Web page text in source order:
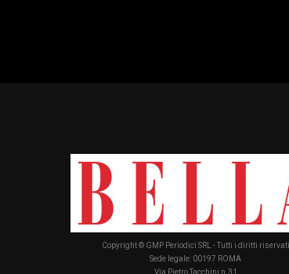
Copyright © GMP Periodici SRL - Tutti i diritti riservati
Sede legale: 00197 ROMA